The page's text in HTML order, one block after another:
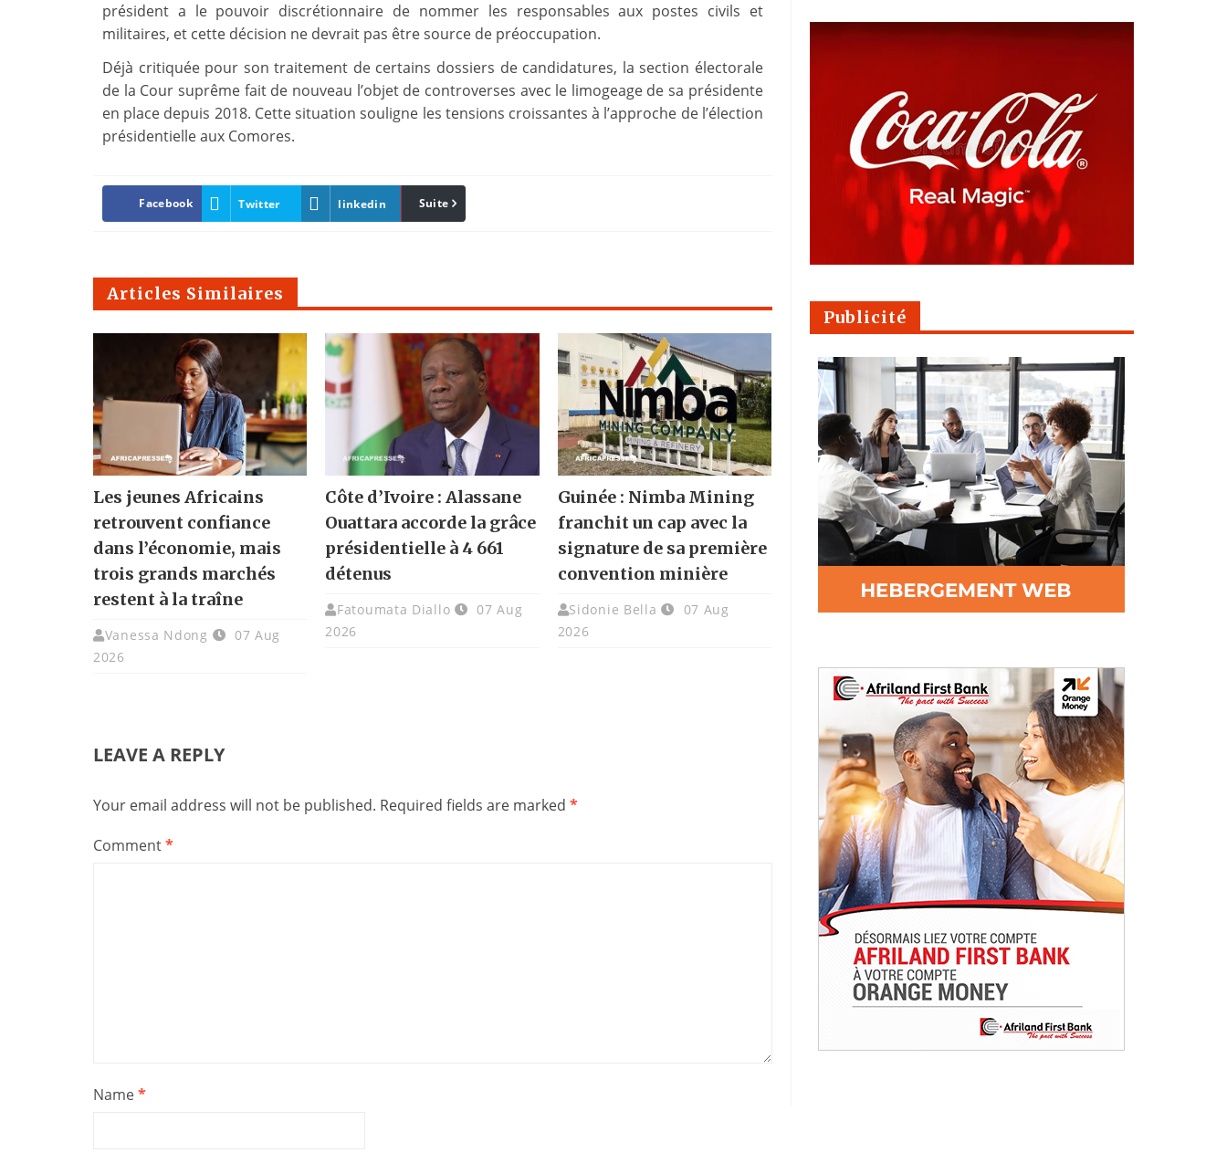
président a le pouvoir discrétionnaire de nommer les responsables aux postes civils et
militaires, et cette décision ne devrait pas être source de préoccupation.
Déjà critiquée pour son traitement de certains dossiers de candidatures, la section électorale
de la Cour suprême fait de nouveau l’objet de controverses avec le limogeage de sa présidente
en place depuis 2018. Cette situation souligne les tensions croissantes à l’approche de l’élection
présidentielle aux Comores.
Facebook Twitter linkedin Pinterest
Suite
Articles Similaires
Les jeunes Africains
retrouvent confiance
dans l’économie, mais
trois grands marchés
restent à la traîne
Vanessa Ndong
07 Aug
2026
Côte d’Ivoire : Alassane
Ouattara accorde la grâce
présidentielle à 4 661
détenus
Fatoumata Diallo
07 Aug
2026
Guinée : Nimba Mining
franchit un cap avec la
signature de sa première
convention minière
Sidonie Bella
07 Aug
2026
LEAVE A REPLY
Your email address will not be published. Required fields are marked *
Comment*
Name*
Publicité